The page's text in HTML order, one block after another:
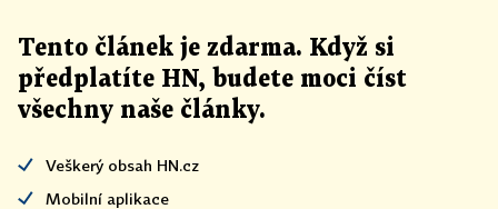
Tento článek je zdarma. Když si
předplatíte HN, budete moci číst
všechny naše články.
Veškerý obsah HN.cz
Mobilní aplikace